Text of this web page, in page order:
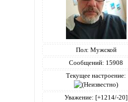
Пол: Мужской
Сообщений: 15908
Текущее настроение:
Уважение: [+1214/-20]